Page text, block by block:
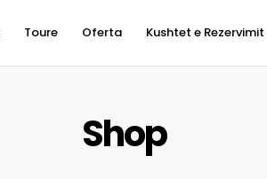
Toure Oferta Kushtet e Rezervimit
Shop